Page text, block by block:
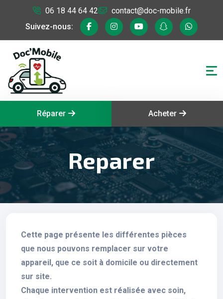
Suivez-nous:
06 18 44 64 42 contact@doc-mobile.fr
Réparer Acheter
Reparer
Cette page présente les différentes pièces
que nous pouvons remplacer sur votre
appareil, que ce soit à domicile ou directement
sur site.
Chaque intervention est réalisée avec soin,